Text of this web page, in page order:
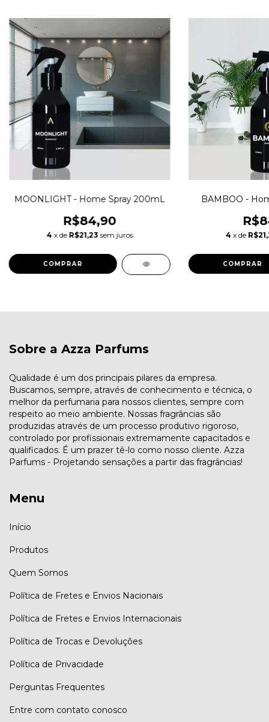
MOONLIGHT - Home Spray 200mL
R$84,90
4 x de R$21,23 sem juros
BAMBOO -
4 x de
Sobre a Azza Parfums
Qualidade é um dos principais pilares da empresa.
Buscamos, sempre, através de conhecimento e técnica, o
melhor da perfumaria para nossos clientes, sempre com
respeito ao meio ambiente. Nossas fragrâncias são
produzidas através de um processo produtivo rigoroso,
controlado por profissionais extremamente capacitados e
qualificados. É um prazer tê-lo como nosso cliente. Azza
Parfums - Projetando sensações a partir das fragrâncias!
Menu
Início
Produtos
Quem Somos
Política de Fretes e Envios Nacionais
Política de Fretes e Envios Internacionais
Política de Trocas e Devoluções
Política de Privacidade
Perguntas Frequentes
Entre com contato conosco